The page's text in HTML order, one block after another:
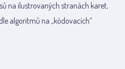
na ilustrovaných stranách karet,
algoritmů na „kódovacích“